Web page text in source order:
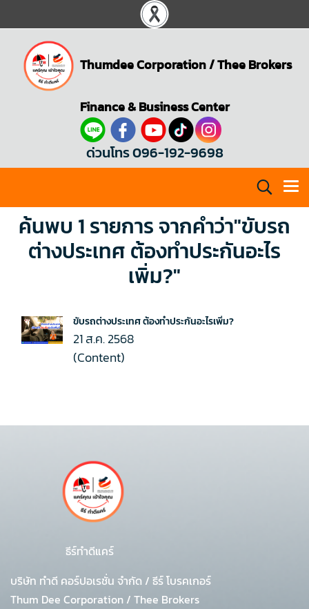
Thumdee Corporation/Thee Brokers
Finance & Business Center
ด่วนโทร 096-192-9698
ค้นพบ 1 รายการ จากคำว่า"ขับรถ
ต่างประเทศ ต้องทำประกันอะไร
เพิ่ม?"
ขับรถต่างประเทศ ต้องทำประกันอะไรเพิ่ม?
21 ส.ค. 2568
(Content)
ธีร์ทำดีแคร์
บริษัท ทำดี คอร์ปอเรชั่น จำกัด / ธีร์ โบรคเกอร์
Thum Dee Corporation / Thee Brokers